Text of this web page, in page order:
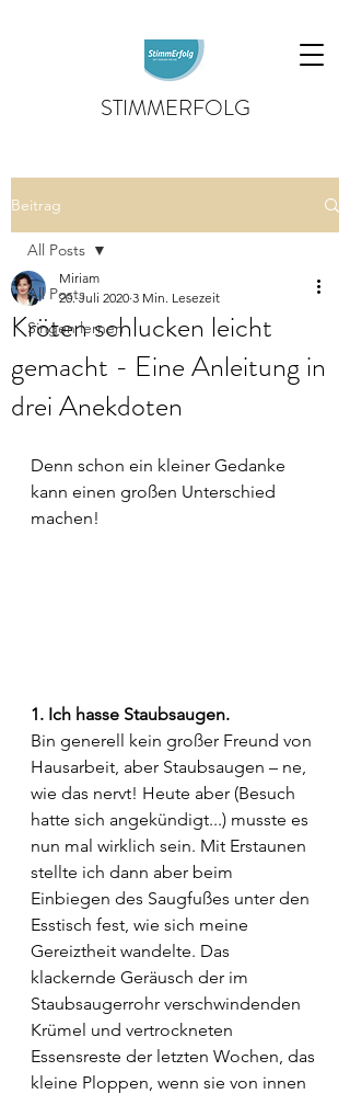
STIMMERFOLG
Beitrag
All Posts
Singen lernen
All Posts
Kröten schlucken leicht
gemacht - Eine Anleitung in
drei Anekdoten
Miriam
20. Juli 2020 3 Min. Lesezeit
Denn schon ein kleiner Gedanke
kann einen großen Unterschied
machen!
1. Ich hasse Staubsaugen.
Bin generell kein großer Freund von
Hausarbeit, aber Staubsaugen – ne,
wie das nervt! Heute aber (Besuch
hatte sich angekündigt...) musste es
nun mal wirklich sein. Mit Erstaunen
stellte ich dann aber beim
Einbiegen des Saugfußes unter den
Esstisch fest, wie sich meine
Gereiztheit wandelte. Das
klackernde Geräusch der im
Staubsaugerrohr verschwindenden
Krümel und vertrockneten
Essensreste der letzten Wochen, das
kleine Ploppen, wenn sie von innen